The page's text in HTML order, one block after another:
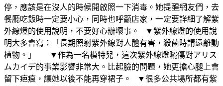
停，應該是在沒人的時候開啟照一下消毒。她提醒網友們，去
餐廳吃飯時一定要小心，同時也呼籲店家，一定要詳細了解紫
外線燈的使用說明，不要好心辦壞事。 ▼紫外線燈的使用說
明大多會寫：「長期照射紫外線對人體有害，殺菌時請遠離動
植物。」 ▼作為一名模特兒，這次紫外線燈曬傷對アリス
ムカイデ的事業影響非常大。比起臉的問題，她更擔心腿上會
留下疤痕，讓她以後不能再穿裙子。 ▼很多公共場所都有紫